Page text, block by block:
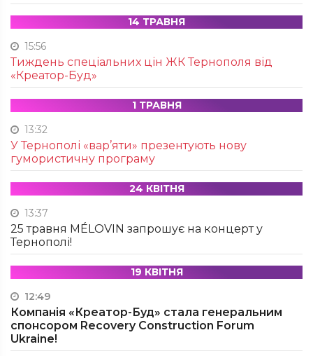
14 ТРАВНЯ
15:56
Тиждень спеціальних цін ЖК Тернополя від
«Креатор-Буд»
1 ТРАВНЯ
13:32
У Тернополі «вар’яти» презентують нову
гумористичну програму
24 КВІТНЯ
13:37
25 травня MÉLOVIN запрошує на концерт у
Тернополі!
19 КВІТНЯ
12:49
Компанія «Креатор-Буд» стала генеральним
спонсором Recovery Construction Forum
Ukraine!